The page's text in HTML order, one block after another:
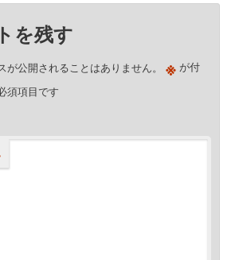
を残す
が公開されることはありません。 ※ が付
須項目です